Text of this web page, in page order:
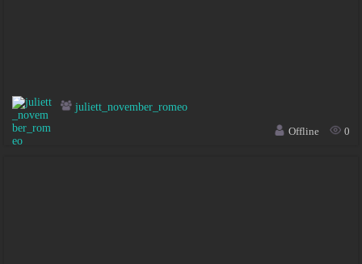
juliett_november_romeo
Offline
0